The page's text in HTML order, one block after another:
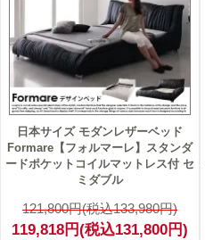
日本サイズ モダンレザーベッド
Formare【フォルマーレ】スタンダ
ードポケットコイルマットレス付 セ
ミダブル
121,800円(税込133,980円)
119,818円(税込131,800円)